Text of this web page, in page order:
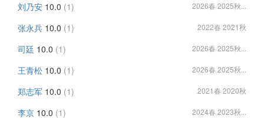
刘乃安 10.0 (1) 2026春 2025秋...
张永兵 10.0 (1) 2022春 2021秋
司廷 10.0 (1) 2026春 2025秋...
王青松 10.0 (1) 2026春 2025秋...
郑志军 10.0 (1) 2021春 2020秋
李京 10.0 (1) 2024春 2023秋...